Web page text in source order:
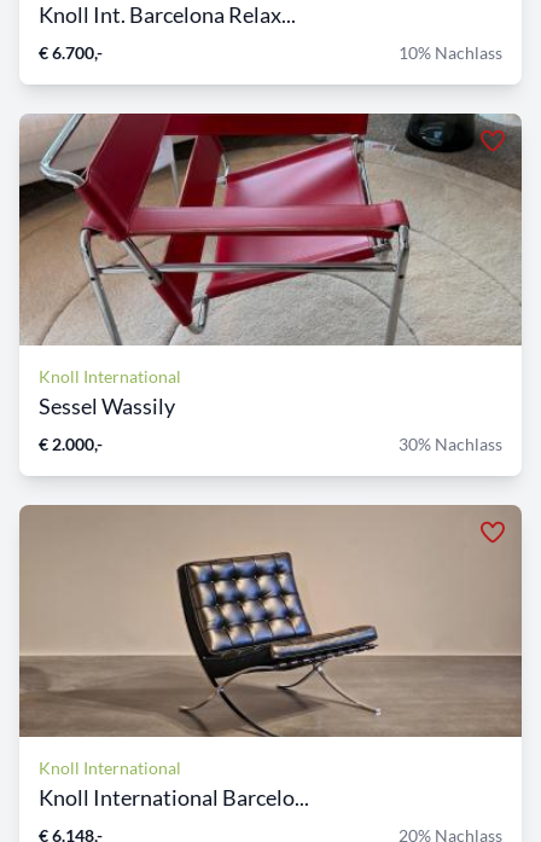
Knoll Int. Barcelona Relax...
€ 6.700,- 10% Nachlass
Knoll International
Sessel Wassily
€ 2.000,- 30% Nachlass
Knoll International
Knoll International Barcelo...
€ 6.148,- 20% Nachlass